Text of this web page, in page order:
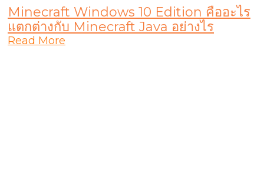
Minecraft Windows 10 Edition คืออะไร
แตกต่างกับ Minecraft Java อย่างไร
Read More